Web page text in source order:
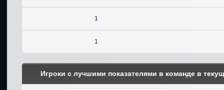
1
1
Игроки с лучшими показателями в команде в